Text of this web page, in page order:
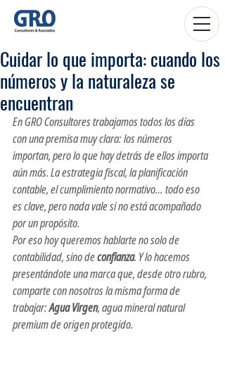
Cuidar lo que importa: cuando los
números y la naturaleza se
encuentran
En GRO Consultores trabajamos todos los días
con una premisa muy clara: los números
importan, pero lo que hay detrás de ellos importa
aún más. La estrategia fiscal, la planificación
contable, el cumplimiento normativo… todo eso
es clave, pero nada vale si no está acompañado
por un propósito.
Por eso hoy queremos hablarte no solo de
contabilidad, sino de confianza. Y lo hacemos
presentándote una marca que, desde otro rubro,
comparte con nosotros la misma forma de
trabajar: Agua Virgen, agua mineral natural
premium de origen protegido.